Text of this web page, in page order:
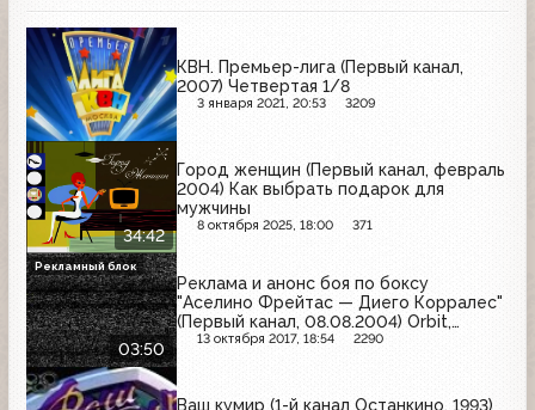
КВН. Премьер-лига (Первый канал,
2007) Четвертая 1/8
3 января 2021, 20:53 3209
34:42
Город женщин (Первый канал, февраль
2004) Как выбрать подарок для
мужчины
8 октября 2025, 18:00 371
03:50
Реклама и анонс боя по боксу
"Аселино Фрейтас — Диего Корралес"
(Первый канал, 08.08.2004) Orbit,
Stimorol, Бон Пари, Losk, Colgate,
13 октября 2017, 18:54 2290
Рекламный блок
Ваш кумир (1-й канал Останкино, 1993)